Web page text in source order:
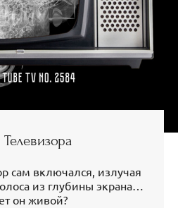
сам включался, излучая
из глубины экрана…
он живой?